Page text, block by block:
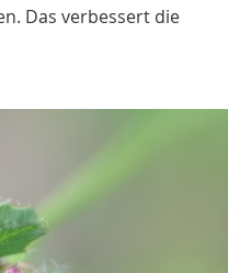
Das verbessert die